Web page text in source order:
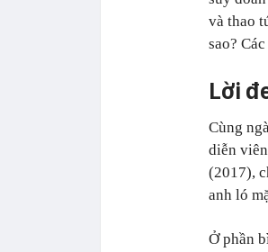
và thao
sao?
Lời
Cùng
diễn
(2017),
anh ló
Ở phần